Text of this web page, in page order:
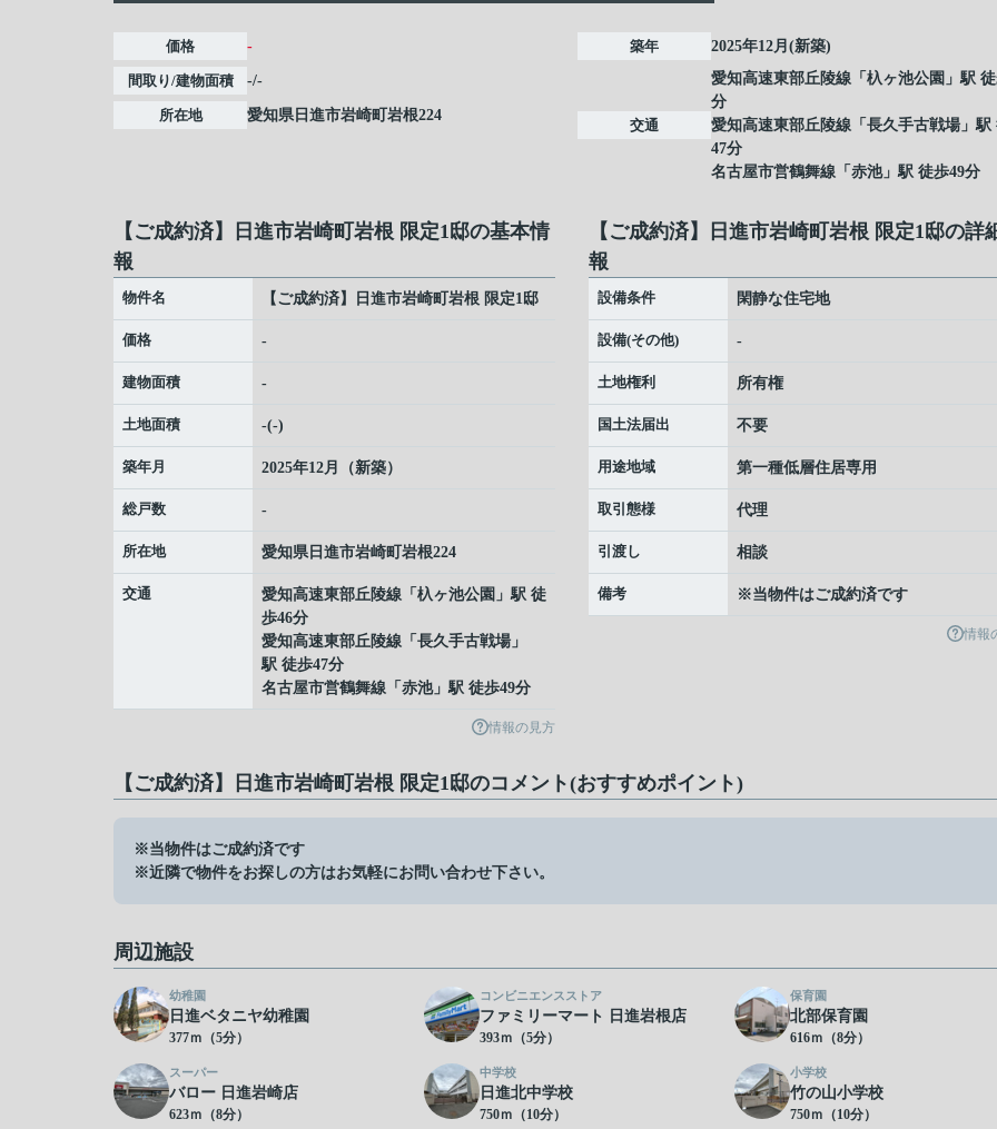
価格 -
間取り/建物面積 -/-
所在地 愛知県日進市岩崎町 岩根224
築年 2025年12月(新築)
交通
愛知高速東部丘陵線 「 杁ヶ池公園 」駅
分
愛知高速東部丘陵線 「 長久手古戦場 」
47分
名古屋市営鶴舞線 「 赤池」駅 徒歩49分
【ご成約済】日進市岩崎町岩根 限定1邸の基本情
報
物件名 【ご成約済】日進市岩崎町岩根 限定1邸
価格 -
建物面積 -
土地面積 -(-)
築年月 2025年12月（新築）
総戸数 -
所在地 愛知県日進市岩崎町 岩根224
交通 愛知高速東部丘陵線 「 杁ヶ池公園 」駅 徒
歩46分
愛知高速東部丘陵線 「 長久手古戦場 」
駅 徒歩47分
名古屋市営鶴舞線 「 赤池」駅 徒歩49分
情報の見方
【ご成約済】日進市岩崎町岩根 限定1邸の詳
報
設備条件 閑静な住宅地
設備(その他) -
土地権利 所有権
国土法届出 不要
用途地域 第一種低層住居専用
取引態様 代理
引渡し 相談
備考 ※当物件はご成約済です
情報
【ご成約済】日進市岩崎町岩根 限定1邸のコメント(おすすめポイント)
※当物件はご成約済です
※近隣で物件をお探しの方はお気軽にお問い合わせ下さい。
周辺施設
幼稚園
日進ベタニヤ幼稚園
377ｍ（5分）
コンビニエンスストア
ファミリーマート 日進岩根店
393ｍ（5分）
保育園
北部保育園
616ｍ（8分）
スーパー
バロー 日進岩崎店
623ｍ（8分）
中学校
日進北中学校
750ｍ（10分）
小学校
竹の山小学校
750ｍ（10分）